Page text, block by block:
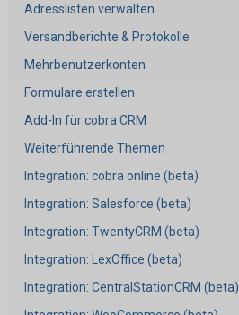
Adresslisten verwalten
Versandberichte & Protokolle
Mehrbenutzerkonten
Formulare erstellen
Add-In für cobra CRM
Weiterführende Themen
Integration: cobra online (beta)
Integration: Salesforce (beta)
Integration: TwentyCRM (beta)
Integration: LexOffice (beta)
Integration: CentralStationCRM (beta)